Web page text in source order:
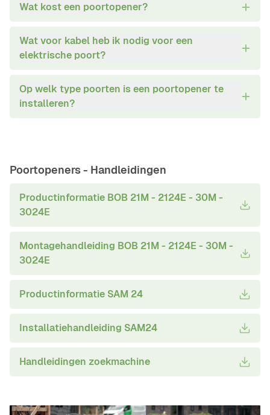
Wat kost een poortopener?
Wat voor kabel heb ik nodig voor een
elektrische poort?
Op welk type poorten is een poortopener te
installeren?
Poortopeners - Handleidingen
Productinformatie BOB 21M - 2124E - 30M -
3024E
Montagehandleiding BOB 21M - 2124E - 30M -
3024E
Productinformatie SAM 24
Installatiehandleiding SAM24
Handleidingen zoekmachine